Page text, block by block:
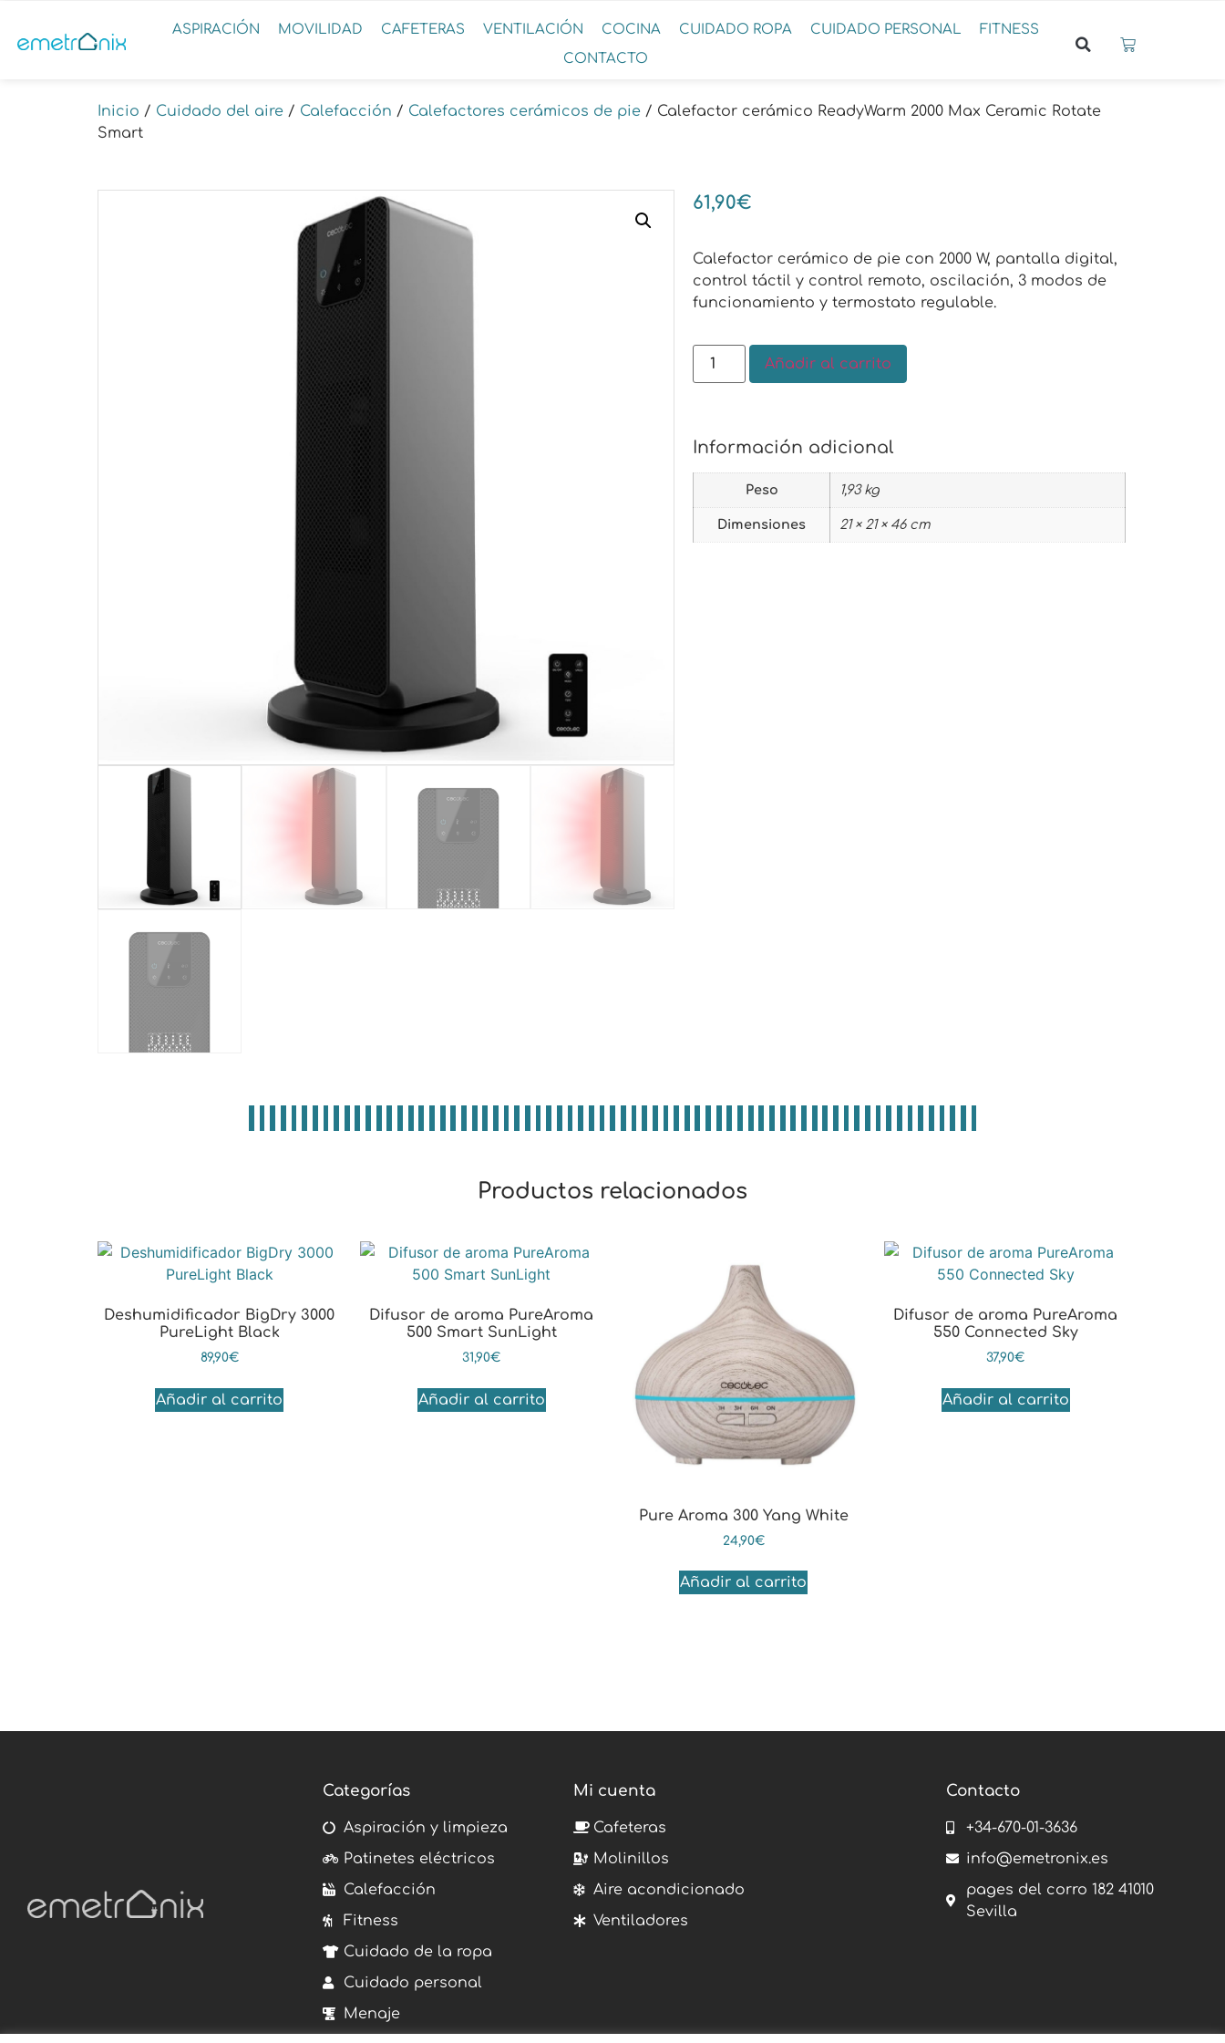
ASPIRACIÓN MOVILIDAD CAFETERAS VENTILACIÓN COCINA CUIDADO ROPA CUIDADO PERSONAL
FITNESS
CONTACTO
Inicio / Cuidado del aire / Calefacción / Calefactores cerámicos de pie / Calefactor cerámico ReadyWarm 2000 Max Ceramic Rotate
Smart
61,90€
Calefactor cerámico de pie con 2000 W, pantalla digital,
control táctil y control remoto, oscilación, 3 modos de
funcionamiento y termostato regulable.
Añadir al carrito
Información adicional
Peso 1,93 kg
Dimensiones 21 × 21 × 46 cm
Productos relacionados
Deshumidificador BigDry 3000
PureLight Black
89,90€
Añadir al carrito
Difusor de aroma PureAroma
500 Smart SunLight
31,90€
Añadir al carrito
Pure Aroma 300 Yang White
24,90€
Añadir al carrito
Difusor de aroma PureAroma
550 Connected Sky
37,90€
Añadir al carrito
Categorías
Aspiración y limpieza
Patinetes eléctricos
Calefacción
Fitness
Cuidado de la ropa
Cuidado personal
Menaje
Mi cuenta
Cafeteras
Molinillos
Aire acondicionado
Ventiladores
Contacto
+34-670-01-3636
info@emetronix.es
pages del corro 182 41010
Sevilla